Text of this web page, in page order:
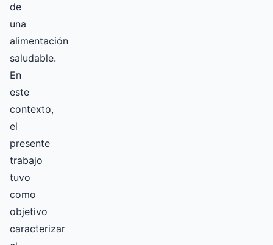
de
una
alimentación
saludable.
En
este
contexto,
el
presente
trabajo
tuvo
como
objetivo
caracterizar